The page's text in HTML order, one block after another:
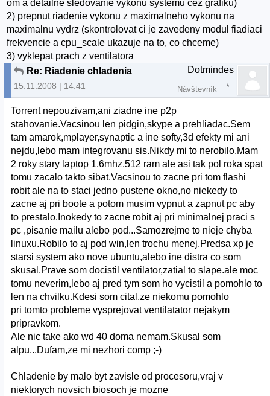
om a detailne sledovanie vykonu systemu cez grafiku)
2) prepnut riadenie vykonu z maximalneho vykonu na
maximalnu vydrz (skontrolovat ci je zavedeny modul fiadiaci
frekvencie a cpu_scale ukazuje na to, co chceme)
3) vyklepat prach z ventilatora
Re: Riadenie chladenia
15.11.2008 | 14:41
Dotmindes
Návštevník
Torrent nepouzivam,ani ziadne ine p2p
stahovanie.Vacsinou len pidgin,skype a prehliadac.Sem
tam amarok,mplayer,synaptic a ine softy,3d efekty mi ani
nejdu,lebo mam integrovanu sis.Nikdy mi to nerobilo.Mam
2 roky stary laptop 1.6mhz,512 ram ale asi tak pol roka spat
tomu zacalo takto sibat.Vacsinou to zacne pri tom flashi
robit ale na to staci jedno pustene okno,no niekedy to
zacne aj pri boote a potom musim vypnut a zapnut pc aby
to prestalo.Inokedy to zacne robit aj pri minimalnej praci s
pc ,pisanie mailu alebo pod...Samozrejme to nieje chyba
linuxu.Robilo to aj pod win,len trochu menej.Predsa xp je
starsi system ako nove ubuntu,alebo ine distra co som
skusal.Prave som docistil ventilator,zatial to slape.ale moc
tomu neverim,lebo aj pred tym som ho vycistil a pomohlo to
len na chvilku.Kdesi som cital,ze niekomu pomohlo
pri tomto probleme vysprejovat ventilatator nejakym
pripravkom.
Ale nic take ako wd 40 doma nemam.Skusal som
alpu...Dufam,ze mi nezhori comp ;-)
Chladenie by malo byt zavisle od procesoru,vraj v
niektorych novsich biosoch je mozne